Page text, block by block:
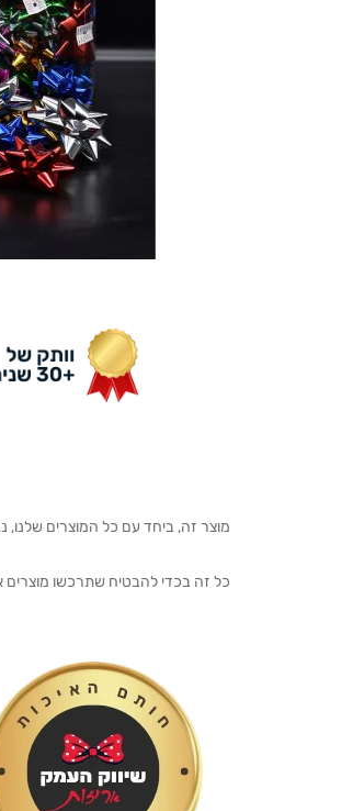
מוצר זה, ביחד עם כל המוצרים שלנו,
כל זה בכדי להבטיח שתרכשו מוצרים